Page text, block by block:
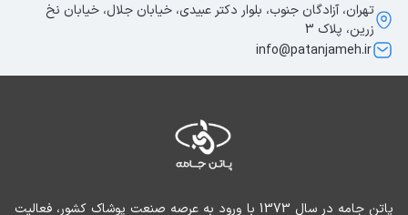
تهران، آزادگان جنوب، بلوار دکتر عبیدی، خیابان جلال، خیابان نخ
زرین، پلاک 3
info@patanjameh.ir